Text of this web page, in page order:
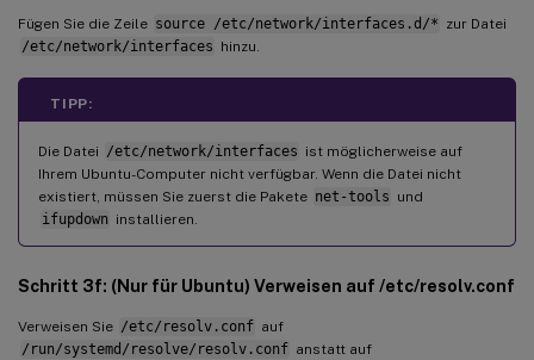
Fügen Sie die Zeile source /etc/network/interfaces.d/* zur Datei
/etc/network/interfaces hinzu.
TIPP:
Die Datei /etc/network/interfaces ist möglicherweise auf
Ihrem Ubuntu-Computer nicht verfügbar. Wenn die Datei nicht
existiert, müssen Sie zuerst die Pakete net-tools und
ifupdown installieren.
Schritt 3f: (Nur für Ubuntu) Verweisen auf /etc/resolv.conf
Verweisen Sie /etc/resolv.conf auf
/run/systemd/resolve/resolv.conf anstatt auf